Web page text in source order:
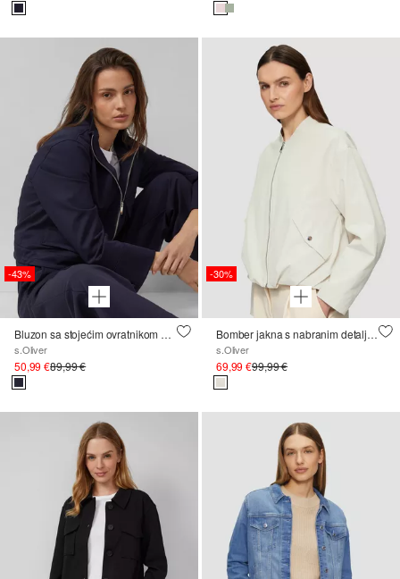
-43%
Bluzon sa stojećim ovratnikom od interlock jerseya
s.Oliver
50,99 €89,99 €
-30%
Bomber jakna s nabranim detaljima, opuštenog kroja
s.Oliver
69,99 €99,99 €